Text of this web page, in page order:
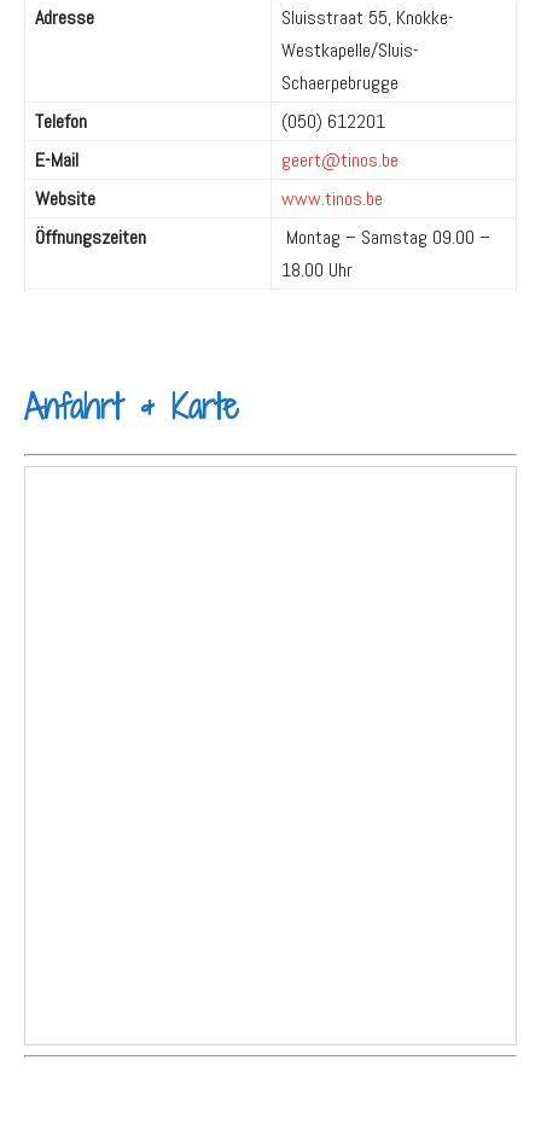
Adresse
Sluisstraat 55, Knokke-
Westkapelle/Sluis-
Schaerpebrugge
Telefon
(050) 612201
E-Mail
geert@tinos.be
Website
www.tinos.be
Öffnungszeiten
Montag – Samstag 09.00 –
18.00 Uhr
Anfahrt & Karte